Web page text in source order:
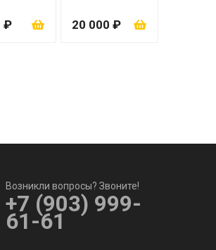
₽ 20 000 ₽
Возникли вопросы? Звоните!
+7 (903) 999-
61-61